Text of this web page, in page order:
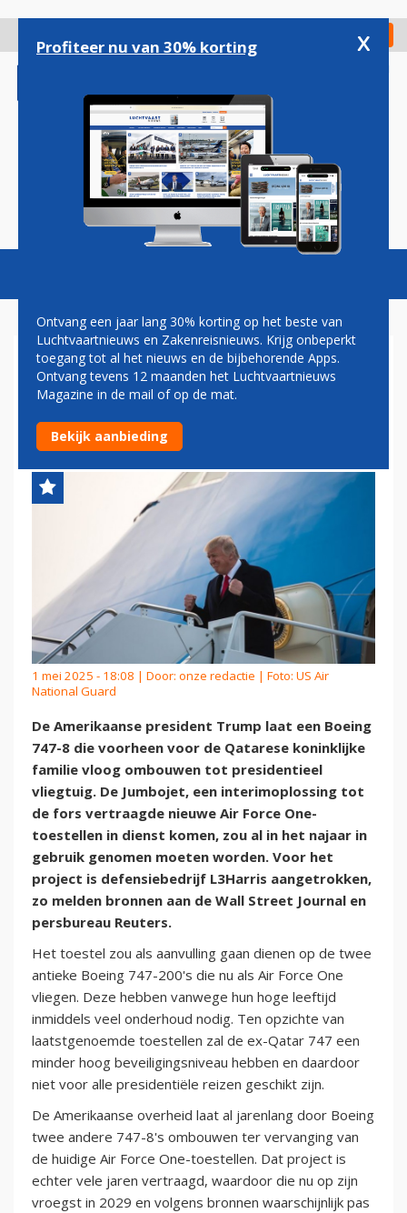
gaan
Check in
Magazine Podcasts Vacatures
'TRUMP LAAT EX-QATAR
BOEING 747 OMBOUWEN TOT
PRESIDENTIEEL VLIEGTUIG'
1 mei 2025 - 18:08 | Door: onze redactie | Foto: US Air
National Guard
De Amerikaanse president Trump laat een Boeing
747-8 die voorheen voor de Qatarese koninklijke
familie vloog ombouwen tot presidentieel
vliegtuig. De Jumbojet, een interimoplossing tot
de fors vertraagde nieuwe Air Force One-
toestellen in dienst komen, zou al in het najaar in
gebruik genomen moeten worden. Voor het
project is defensiebedrijf L3Harris aangetrokken,
zo melden bronnen aan de Wall Street Journal en
persbureau Reuters.
Het toestel zou als aanvulling gaan dienen op de twee
antieke Boeing 747-200's die nu als Air Force One
vliegen. Deze hebben vanwege hun hoge leeftijd
inmiddels veel onderhoud nodig. Ten opzichte van
laatstgenoemde toestellen zal de ex-Qatar 747 een
minder hoog beveiligingsniveau hebben en daardoor
niet voor alle presidentiële reizen geschikt zijn.
De Amerikaanse overheid laat al jarenlang door Boeing
twee andere 747-8's ombouwen ter vervanging van
de huidige Air Force One-toestellen. Dat project is
echter vele jaren vertraagd, waardoor die nu op zijn
vroegst in 2029 en volgens bronnen waarschijnlijk pas
Profiteer nu van 30% korting x
Ontvang een jaar lang 30% korting op het beste van
Luchtvaartnieuws en Zakenreisnieuws. Krijg onbeperkt
toegang tot al het nieuws en de bijbehorende Apps.
Ontvang tevens 12 maanden het Luchtvaartnieuws
Magazine in de mail of op de mat.
Bekijk aanbieding